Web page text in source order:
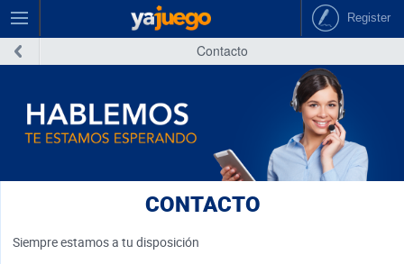
Register
Contacto
CONTACTO
Siempre estamos a tu disposición